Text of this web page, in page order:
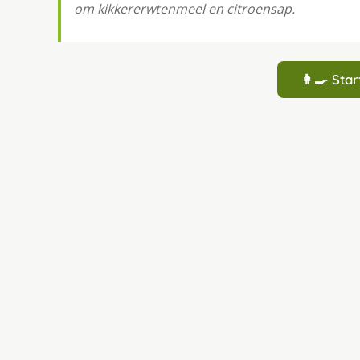
om kikkererwtenmeel en citroensap.
👩‍🍳